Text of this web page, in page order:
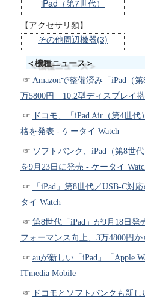
iPad（第7世代）
【アクセサリ類】
その他周辺機器(3)
＜機種ニュース＞
Amazonで整備済み「iPad（
万5800円 10.2型ディスプレイ
ドコモ、「iPad Air（第4世
格を発表 - ケータイ Watch
ソフトバンク、iPad（第8世
を9月23日に発売 - ケータイ
「iPad」第8世代／USB-C対
タイ Watch
第8世代「iPad」が9月18日
フォーマンス向上、3万4800円
auが新しい「iPad」「Apple
ITmedia Mobile
ドコモとソフトバンクも新し